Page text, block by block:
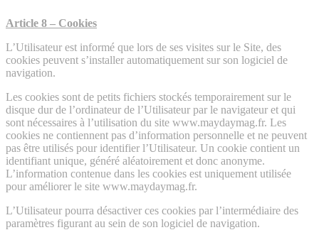
Article 8 – Cookies
L’Utilisateur est informé que lors de ses visites sur le Site, des
cookies peuvent s’installer automatiquement sur son logiciel de
navigation.
Les cookies sont de petits fichiers stockés temporairement sur le
disque dur de l’ordinateur de l’Utilisateur par le navigateur et qui
sont nécessaires à l’utilisation du site www.maydaymag.fr. Les
cookies ne contiennent pas d’information personnelle et ne peuvent
pas être utilisés pour identifier l’Utilisateur. Un cookie contient un
identifiant unique, généré aléatoirement et donc anonyme.
L’information contenue dans les cookies est uniquement utilisée
pour améliorer le site www.maydaymag.fr.
L’Utilisateur pourra désactiver ces cookies par l’intermédiaire des
paramètres figurant au sein de son logiciel de navigation.